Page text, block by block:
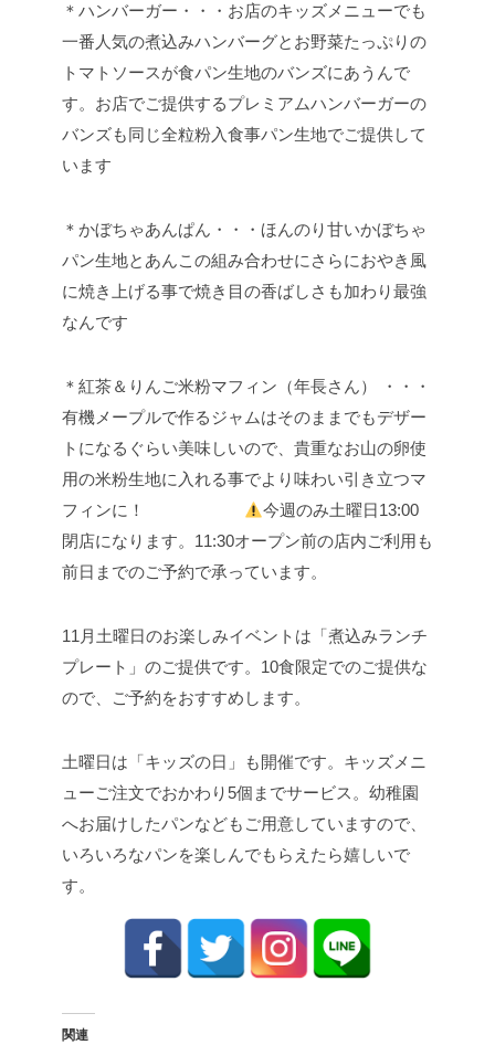
＊ハンバーガー・・・お店のキッズメニューでも
一番人気の煮込みハンバーグとお野菜たっぷりの
トマトソースが食パン生地のバンズにあうんで
す。お店でご提供するプレミアムハンバーガーの
バンズも同じ全粒粉入食事パン生地でご提供して
います
＊かぼちゃあんぱん・・・ほんのり甘いかぼちゃ
パン生地とあんこの組み合わせにさらにおやき風
に焼き上げる事で焼き目の香ばしさも加わり最強
なんです
＊紅茶＆りんご米粉マフィン（年長さん） ・・・
有機メープルで作るジャムはそのままでもデザー
トになるぐらい美味しいので、貴重なお山の卵使
用の米粉生地に入れる事でより味わい引き立つマ
フィンに！
今週のみ土曜日13:00
閉店になります。 11:30オープン前の店内ご利用も
前日までのご予約で承っています。
11月土曜日のお楽しみイベントは「煮込みランチ
プレート」のご提供です。10食限定でのご提供な
ので、ご予約をおすすめします。
土曜日は「キッズの日」も開催です。キッズメニ
ューご注文でおかわり5個までサービス。幼稚園
へお届けしたパンなどもご用意していますので、
いろいろなパンを楽しんでもらえたら嬉しいで
す。
関連